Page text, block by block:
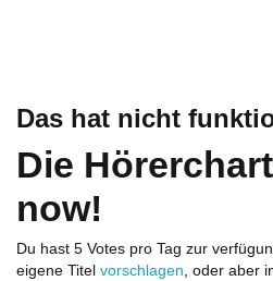
Das hat nicht
Die
now!
Du hast 5 Votes pro Tag zur
eigene Titel vorschlagen, oder aber